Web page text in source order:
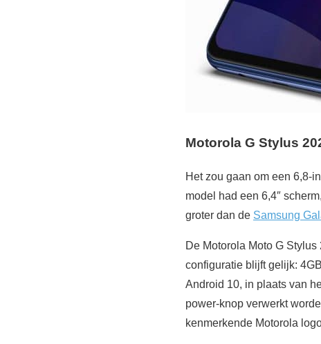
Motorola G Stylus
Het zou gaan om een 6,8-
model had een 6,4″
groter dan de Samsung
De Motorola Moto G
configuratie blijft gelijk:
Android 10, in plaats van
power-knop verwerkt
kenmerkende Motorola